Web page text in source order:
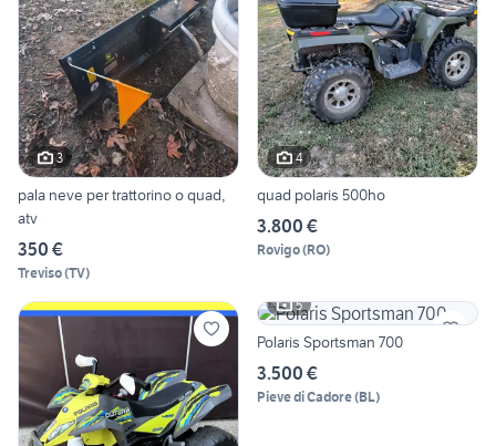
3
pala neve per trattorino o quad,
atv
350 €
Treviso(TV)
4
quad polaris 500ho
3.800 €
Rovigo(RO)
5
Polaris Sportsman 700
3.500 €
Pieve di Cadore(BL)